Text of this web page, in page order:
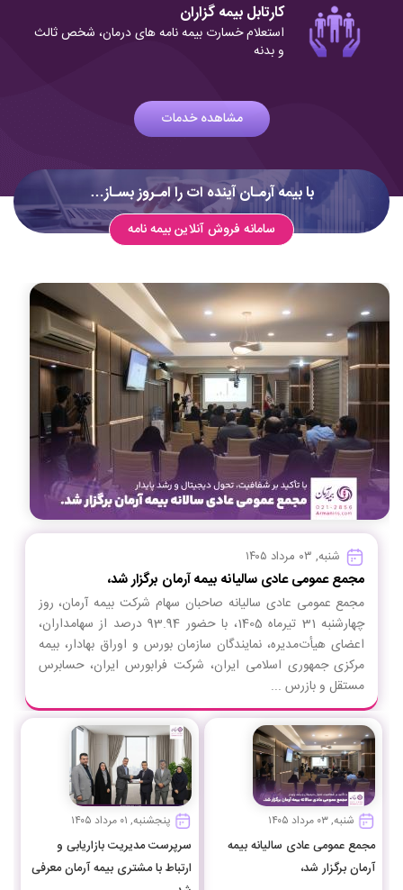
کارتابل بیمه گزاران
استعلام خسارت بیمه نامه های درمان، شخص ثالث
و بدنه
مشاهده خدمات
با بیمه آرمـان آینده ات را امـروز بسـاز…
سامانه فروش آنلاین بیمه نامه
شنبه, ۰۳ مرداد ۱۴۰۵
مجمع عمومی عادی سالیانه بیمه
آرمان برگزار شد،
پنجشنبه, ۰۱ مرداد ۱۴۰۵
سرپرست مدیریت بازاریابی و
ارتباط با مشتری بیمه آرمان معرفی
شنبه, ۰۳ مرداد ۱۴۰۵
مجمع عمومی عادی سالیانه بیمه آرمان برگزار شد،
مجمع عمومی عادی سالیانه صاحبان سهام شرکت بیمه آرمان، روز
چهارشنبه 31 تیرماه 1405، با حضور 93.94 درصد از سهامداران،
اعضای هیأت‌مدیره، نمایندگان سازمان بورس و اوراق بهادار، بیمه
مرکزی جمهوری اسلامی ایران، شرکت فرابورس ایران، حسابرس
مستقل و بازرس ...